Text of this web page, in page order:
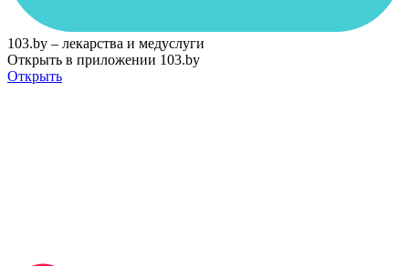
103.by – лекарства и медуслуги
Открыть в приложении 103.by
Открыть